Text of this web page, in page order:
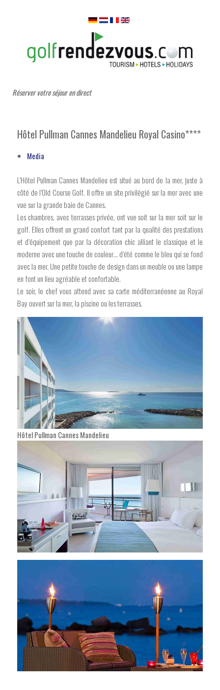
Réserver votre séjour en direct
Hôtel Pullman Cannes Mandelieu Royal Casino****
Media
L’Hôtel Pullman Cannes Mandelieu est situé au bord de la mer, juste à
côté de l’Old Course Golf. Il offre un site privilégié sur la mer avec une
vue sur la grande baie de Cannes.
Les chambres, avec terrasses privée, ont vue soit sur la mer soit sur le
golf. Elles offrent un grand confort tant par la qualité des prestations
et d’équipement que par la décoration chic alliant le classique et le
moderne avec une touche de couleur… d’été comme le bleu qui se fond
avec la mer. Une petite touche de design dans un meuble ou une lampe
en font un lieu agréable et confortable.
Le soir, le chef vous attend avec sa carte méditerranéenne au Royal
Bay ouvert sur la mer, la piscine ou les terrasses.
Hôtel Pullman Cannes Mandelieu